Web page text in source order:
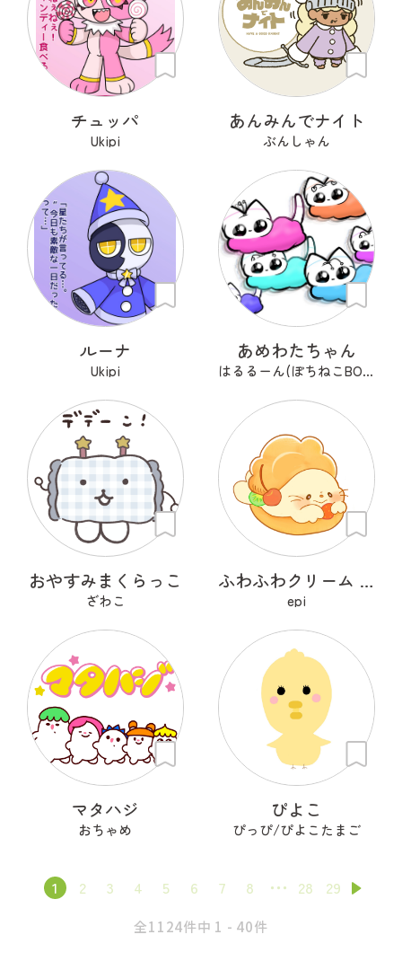
チュッパ
Ukipi
あんみんでナイト
ぶんしゃん
ルーナ
Ukipi
あめわたちゃん
はるるーん(ぽちねこBOOKS)
おやすみまくらっこ
ざわこ
ふわふわクリーム あざらシュー
epi
マタハジ
おちゃめ
ぴよこ
ぴっぴ/ぴよこたまご
1 2 3 4 5 6 7 8 28 29
全1124件中 1 - 40件